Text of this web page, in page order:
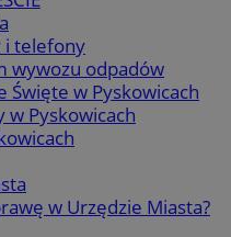
i telefony
wywozu odpadów
Święte w Pyskowicach
w Pyskowicach
w Urzędzie Miasta?